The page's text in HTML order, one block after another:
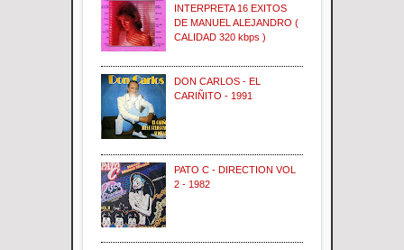
INTERPRETA 16 EXITOS
DE MANUEL ALEJANDRO (
CALIDAD 320 kbps )
DON CARLOS - EL
CARIÑITO - 1991
PATO C - DIRECTION VOL
2 - 1982